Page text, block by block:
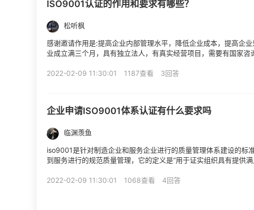
ISO9001认证的作用和要求有哪些？
松听枫
感谢邀请作用是:提高企业内部管理水平，降低企业成本，提高企
业成立满三个月，具有独立法人，有真实经营项目，需要有国家
2022-02-09 11:30:01
1187查看 3回答
企业申请ISO9001体系认证有什么要求吗
临渊羡鱼
iso9001是针对制造企业和服务企业进行的质量管理体系建设的标
到服务进行的规范质量管理，它的定义是“用于证实组织具有提供
2022-02-09 11:30:01
1068查看 4回答